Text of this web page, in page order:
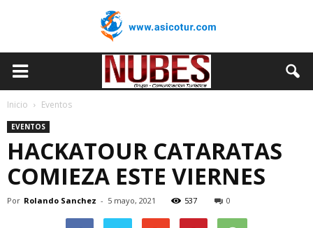
Inicio Eventos
EVENTOS
HACKATOUR CATARATAS
COMIEZA ESTE VIERNES
Por Rolando Sanchez - 5 mayo, 2021 537 0